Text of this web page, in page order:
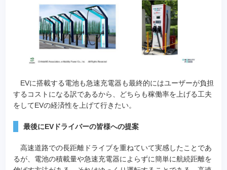
EVに搭載する電池も急速充電器も最終的にはユーザーが負担
するコストになる訳であるから、どちらも稼働率を上げる工夫
をしてEVの経済性を上げて行きたい。
最後にEVドライバーの皆様への提案
高速道路での長距離ドライブを重ねていて実感したことであ
るが、電池の積載量や急速充電器によらずに簡単に航続距離を